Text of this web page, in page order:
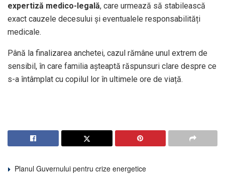
expertiză medico-legală, care urmează să stabilească
exact cauzele decesului și eventualele responsabilități
medicale.
Până la finalizarea anchetei, cazul rămâne unul extrem de
sensibil, în care familia așteaptă răspunsuri clare despre ce
s-a întâmplat cu copilul lor în ultimele ore de viață.
Planul Guvernului pentru crize energetice